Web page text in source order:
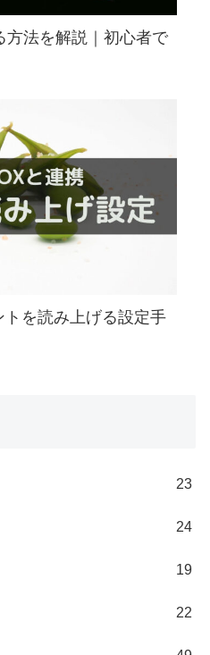
方法を解説｜初心者で
を読み上げる設定手
23
24
19
22